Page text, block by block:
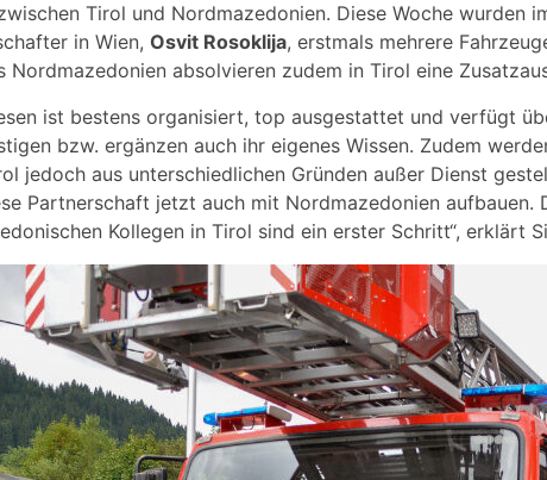
Tirol und Nordmazedonien. Diese Woche wurden
in Wien, Osvit Rosoklija, erstmals mehrere
Nordmazedonien absolvieren zudem in Tirol eine
ist bestens organisiert, top ausgestattet und verfügt
bzw. ergänzen auch ihr eigenes Wissen. Zudem
jedoch aus unterschiedlichen Gründen außer Dienst
Partnerschaft jetzt auch mit Nordmazedonien aufbauen.
Kollegen in Tirol sind ein erster Schritt“, erklärt